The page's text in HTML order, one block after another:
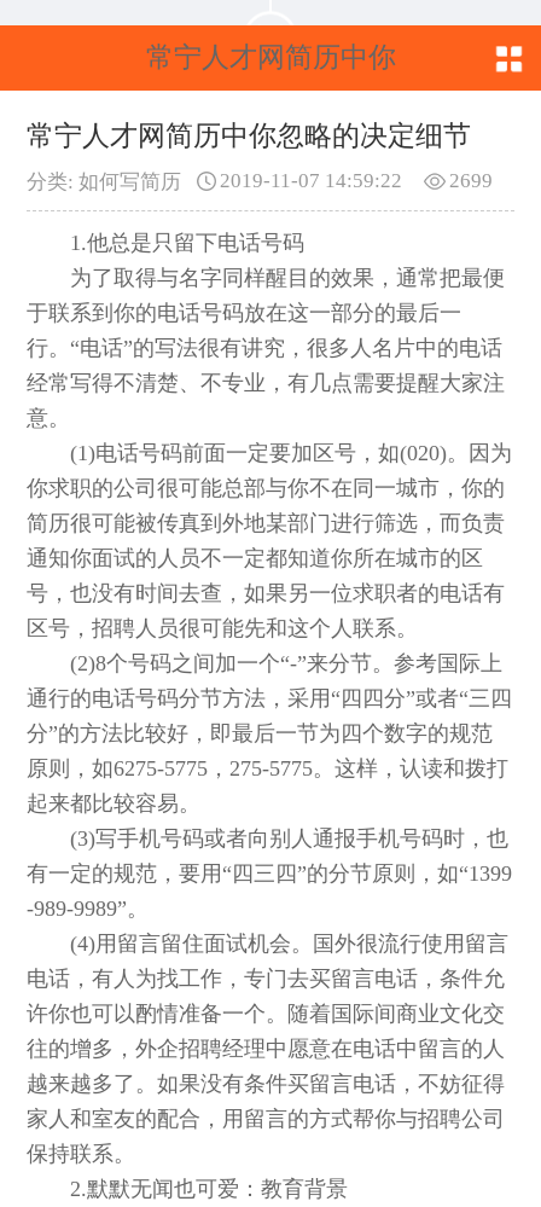
常宁人才网简历中你
忽略的决定细节
常宁人才网简历中你忽略的决定细节
分类: 如何写简历 2699
2019-11-07 14:59:22
1.他总是只留下电话号码
为了取得与名字同样醒目的效果，通常把最便
于联系到你的电话号码放在这一部分的最后一
行。“电话”的写法很有讲究，很多人名片中的电话
经常写得不清楚、不专业，有几点需要提醒大家注
意。
(1)电话号码前面一定要加区号，如(020)。因为
你求职的公司很可能总部与你不在同一城市，你的
简历很可能被传真到外地某部门进行筛选，而负责
通知你面试的人员不一定都知道你所在城市的区
号，也没有时间去查，如果另一位求职者的电话有
区号，招聘人员很可能先和这个人联系。
(2)8个号码之间加一个“-”来分节。参考国际上
通行的电话号码分节方法，采用“四四分”或者“三四
分”的方法比较好，即最后一节为四个数字的规范
原则，如6275-5775，275-5775。这样，认读和拨打
起来都比较容易。
(3)写手机号码或者向别人通报手机号码时，也
有一定的规范，要用“四三四”的分节原则，如“1399
-989-9989”。
(4)用留言留住面试机会。国外很流行使用留言
电话，有人为找工作，专门去买留言电话，条件允
许你也可以酌情准备一个。随着国际间商业文化交
往的增多，外企招聘经理中愿意在电话中留言的人
越来越多了。如果没有条件买留言电话，不妨征得
家人和室友的配合，用留言的方式帮你与招聘公司
保持联系。
2.默默无闻也可爱：教育背景